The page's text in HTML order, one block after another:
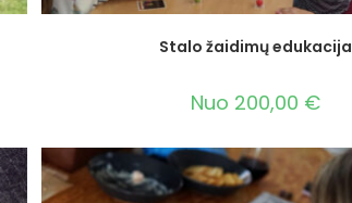
Stalo žaidimų edukacija
Nuo 200,00 €